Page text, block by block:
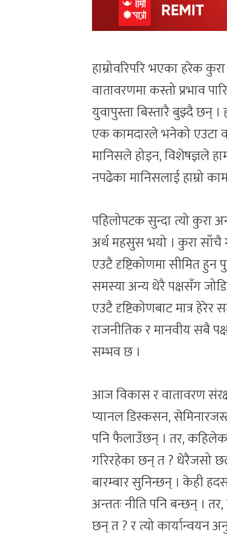
हाम्रोवरिपरि भएका हरेक
वातावरणमा कस्तो प्रभाव
युवापुस्ता बिस्तारै बुझ्दै छन् ।
एक कामदारले भनेको एउटा
मानिसले होइन, विशेषज्ञले
नपढेका मानिसलाई हाम्रो
पहिलोपटक सुन्दा त्यो कुरा
अर्थ महसुस भयो । कुरा साँचै
एउटै दृष्टिकोणमा सीमित हुन
समस्या अन्य धेरै पक्षसँग
एउटै दृष्टिकोणबाट मात्र
राजनीतिक र मानवीय सबै
सम्भव छ ।
आज विकास र वातावरण
प्यानल डिस्कसन,
पनि फैलाउँछन् । तर,
गरिरहेका छन् त ? धेरैजसो
बारम्बार सुनिन्छन् । केही
अन्ततः नीति पनि बन्छन् ।
छन् त ? र त्यो